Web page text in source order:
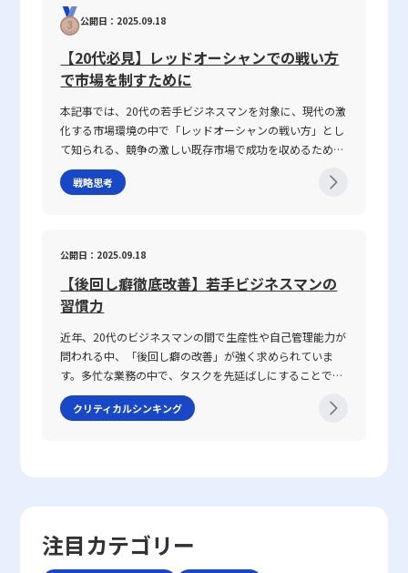
するのです。 まとめ 本記事では、現代の激変する市場環境におけ
る成長戦略としての多角化戦略について、4つの主要な類型（水平
それぞれ独自のメリットとリスクが存在し、特に技術力や既存事業
の強みを如何に新たな市場に転用するかが重要なポイントとなりま
す。成功事例として、富士フイルムやソニー、セブンイレブンなど
の企業が、環境変化に柔軟に対応しながら事業を多角化し、持続可
能な成長を実現しています。多角化戦略を検討する際には、市場・
段階的な投資戦略を十分に練ることが不可欠です。これにより、主
力事業とのバランスを保ちながら、新たな市場での成功を狙うこと
取り組みとして、今後も一層注目される戦略であると言えるでしょ
う。若手ビジネスマンをはじめとする新世代の経営者にとっては、
単に知識として留まらず、自社の強みを深く理解し、適切に応用す
るための実践的な戦略として、多角化戦略を学ぶことは今後のキャ
リアにおいて大きな財産となるはずです。企業が変化する市場環境
に迅速に対応し、持続的な成長を遂げるための具体策として、今回
紹介した多角化戦略の考え方と成功のポイントを、ぜひ今後の経営
わらないことが挙げられます。前提条件や目的が共有され
ていない場合、会話は容易に脱線し、誤解を生む原因とな
ります。さらに、個々の話し方の好みや知識量の違い、さ
らには一方の思考が整理されずに抽象的な言葉で表現され
る場合、双方の話の噛み合わなさは一層深刻になります。
話がかみ合わない現象は、単なるコミュニケーションのミ
スではなく、現代ビジネスにおける意思疎通の複雑さと密
接に関わっています。企業内の組織体制や情報共有の仕組
事で話が噛み合わない人との対処法を模索する上での鍵と
踏まえる必要があります。まず、会話の基本となる前提条
件を共有することが不可欠です。会議や打ち合わせの冒頭
で議論のゴールや目的、前提条件を再確認することで、話
の軸がぶれるのを防ぐことができます。具体的な対策とし
ては、以下の点が挙げられます。・まず、話の内容は具体
的に整理し、主語と述語を明確にすることが重要です。特
に急いでいる状況や複雑な問題を扱う場合、あいまいな表
現を避け、論点を整理して伝える努力が必要です。・次
に、相手の理解度を随時確認することが推奨されます。た
ブル回避に寄与します。・さらに、自己の思考を論理的に
門性の高い視点で徹底解説します。また、ICTツールが急
在する現代において、コミュニケーション能力がどのよう
に成果に結び付くのか、その背景と実践的な鍛え方につい
ミュニケーション能力とは、単に情報を伝えるだけではな
く、相手の反応を予測し、意思疎通を円滑にするための高
度なスキルを指します。ビジネスにおいては、報連相やプ
レゼンテーション、会議、さらにはオンラインツールを介
した対話など、多岐にわたるシーンで求められます。この
く、個人の素質と経験が複雑に絡み合っています。「ビジ
は、論理的思考、傾聴力、発信力といった要素を統合し、
相手に正確かつ効果的なメッセージを伝えることで、相手
より、メール、チャット、ビデオ会議など多様なコミュニ
ケーション手法が登場しました。しかし、テキストや非対
面のやりとりは時に「既読未読」「いいね」といった簡易
な反応だけに頼る傾向があり、誤解や遅延が発生する可能
性があります。このため、現代のビジネスシーンでは、対
む複合的なプロセスであり、相手にどこまで伝わったか、
あるいは誤解が生じたかを見極める能力が必要となりま
公開日：2025.09.18
【20代必見】レッドオーシャンでの戦い方
で市場を制すために
本記事では、20代の若手ビジネスマンを対象に、現代の激
化する市場環境の中で「レッドオーシャンの戦い方」とし
て知られる、競争の激しい既存市場で成功を収めるための
戦略や心得について、最新の事例とともに解説します。グ
ローバル化が進み、テクノロジーの急速な発展や市場環境
注意点を体系的に整理しました。 レッドオーシャンとは
「レッドオーシャン」とは、既存市場における熾烈な競争
環境を表す比喩表現です。この概念は、2005年にW・チャ
ー・オーシャン戦略』にて取り上げられ、赤く血に染まっ
た海をイメージすることで、限られた需要を巡って多数の
企業が激しく争う状況を表現しています。特に、レッドオ
ーシャの 戦い方としてのアプローチは、価格競争に終始し
やすい市場の中で如何にして自社の独自性を打ち出すか、
争いが交錯し、限られた市場シェアの取り合いが続きま
す。そのため、レッドオーシャンの戦い方においては、自
社の強みや独自性を生かした戦略立案が不可欠となりま
戦略思考
公開日：2025.09.18
【後回し癖徹底改善】若手ビジネスマンの
習慣力
近年、20代のビジネスマンの間で生産性や自己管理能力が
問われる中、「後回し癖の改善」が強く求められていま
す。多忙な業務の中で、タスクを先延ばしにすることで生
じるストレスや自信喪失、生産性の低下は、キャリア形成
において決定的なマイナス要素となりかねません。この記
改善に向けた実践的アプローチを解説します。 先延ばし癖
とは 先延ばし癖とは、必要なタスクや業務を期限内に着
クリティカルシンキング
注目カテゴリー